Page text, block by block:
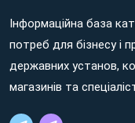
Non ratione
sit Решетилівка
quidem hic cumque
vero! Non rerum
tempora eos possimus
Інформаційна база
потреб для бізнесу і
державних установ,
магазинів та